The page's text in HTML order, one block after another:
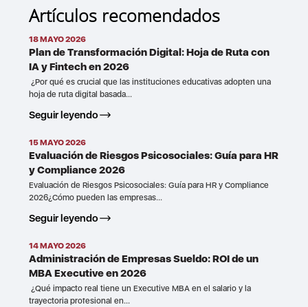
Artículos recomendados
18 MAYO 2026
Plan de Transformación Digital: Hoja de Ruta con
IA y Fintech en 2026
¿Por qué es crucial que las instituciones educativas adopten una
hoja de ruta digital basada...
Seguir leyendo
15 MAYO 2026
Evaluación de Riesgos Psicosociales: Guía para HR
y Compliance 2026
Evaluación de Riesgos Psicosociales: Guía para HR y Compliance
2026¿Cómo pueden las empresas...
Seguir leyendo
14 MAYO 2026
Administración de Empresas Sueldo: ROI de un
MBA Executive en 2026
¿Qué impacto real tiene un Executive MBA en el salario y la
trayectoria profesional en...